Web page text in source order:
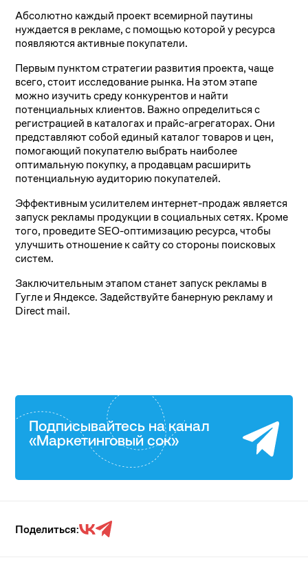
Абсолютно каждый проект всемирной паутины
нуждается в рекламе, с помощью которой у ресурса
появляются активные покупатели.
Первым пунктом стратегии развития проекта, чаще
всего, стоит исследование рынка. На этом этапе
можно изучить среду конкурентов и найти
потенциальных клиентов. Важно определиться с
регистрацией в каталогах и прайс-агрегаторах. Они
представляют собой единый каталог товаров и цен,
помогающий покупателю выбрать наиболее
оптимальную покупку, а продавцам расширить
потенциальную аудиторию покупателей.
Эффективным усилителем интернет-продаж является
запуск рекламы продукции в социальных сетях. Кроме
того, проведите SEO-оптимизацию ресурса, чтобы
улучшить отношение к сайту со стороны поисковых
систем.
Заключительным этапом станет запуск рекламы в
Гугле и Яндексе. Задействуйте банерную рекламу и
Direct mail.
Подписывайтесь на канал
«Маркетинговый сок»
Поделиться: